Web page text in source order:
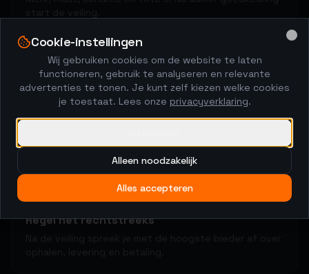
2
Kopers brengen biedingen uit
48-uurs veiling met anti-sniping. De markt bepaalt de
Regel het rechtstreeks
Cookie-instellingen
Wij gebruiken cookies om de website te laten
functioneren, gebruik te analyseren en relevante
advertenties te tonen. Je kunt zelf kiezen welke cookies
je toestaat. Lees onze privacyverklaring.
Alleen noodzakelijk
Alles accepteren